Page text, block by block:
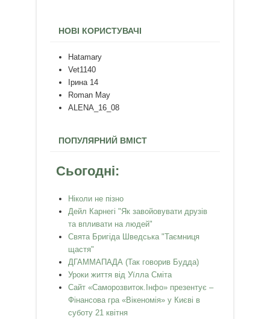
НОВІ КОРИСТУВАЧІ
Hatamary
Vet1140
Ірина 14
Roman May
ALENA_16_08
ПОПУЛЯРНИЙ ВМІСТ
Сьогодні:
Ніколи не пізно
Дейл Карнегі "Як завойовувати друзів
та впливати на людей"
Свята Бригіда Шведська "Таємниця
щастя"
ДГАММАПАДА (Так говорив Будда)
Уроки життя від Уїлла Сміта
Сайт «Саморозвиток.Інфо» презентує –
Фінансова гра «Вікеномія» у Києві в
суботу 21 квітня